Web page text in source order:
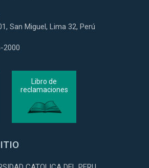
San Miguel, Lima 32, Perú
2000
Libro de
reclamaciones